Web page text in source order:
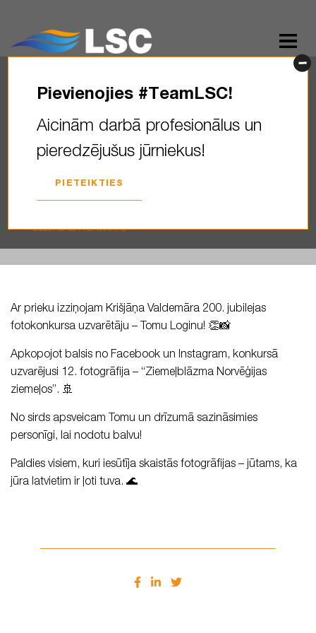
Ar prieku izziņojam Krišjāņa
Valdemāra 200. jubilejas
fotokonkursa uzvarētāju –
Tomu Loginu! Apkopojot
balsis…
2025. GADA 12. MARTS
Ar prieku izziņojam Krišjāņa Valdemāra 200. jubilejas
fotokonkursa uzvarētāju – Tomu Loginu! 👏📸
Apkopojot balsis no Facebook un Instagram, konkursā
uzvarējusi 12. fotogrāfija – “Ziemeļblāzma Norvēģijas
ziemeļos”. 🚢
No sirds apsveicam Tomu un drīzumā sazināsimies
personīgi, lai nodotu balvu!
Paldies visiem, kuri iesūtīja skaistās fotogrāfijas – jūtams, ka
jūra latvietim ir ļoti tuva. 🌊
Pievienojies #TeamLSC!
Aicinām darbā profesionālus un
pieredzējušus jūrniekus!
PIETEIKTIES